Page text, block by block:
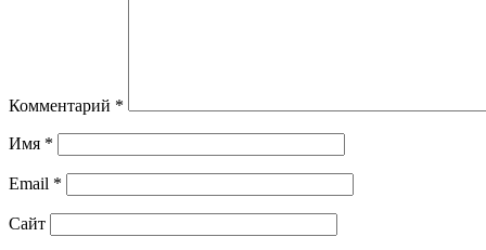
Комментарий *
Имя *
Email *
Сайт